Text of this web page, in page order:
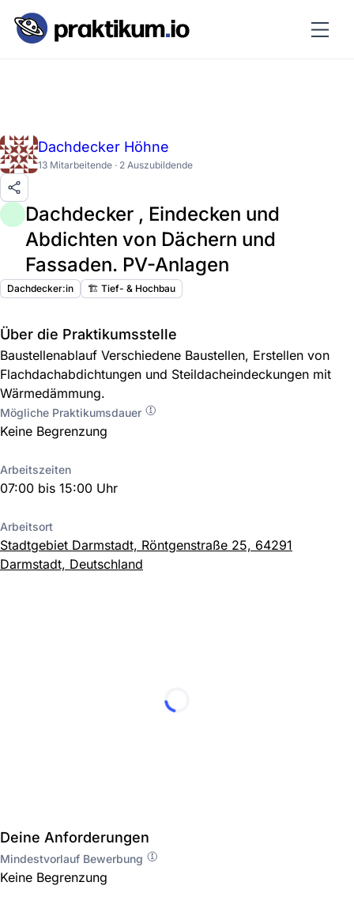
Dachdecker Höhne
13 Mitarbeitende · 2 Auszubildende
Dachdecker , Eindecken und
Abdichten von Dächern und
Fassaden. PV-Anlagen
Dachdecker:in 🏗️ Tief- & Hochbau
Über die Praktikumsstelle
Baustellenablauf Verschiedene Baustellen, Erstellen von
Flachdachabdichtungen und Steildacheindeckungen mit
Wärmedämmung.
Mögliche Praktikumsdauer
Keine Begrenzung
Arbeitszeiten
07:00 bis 15:00 Uhr
Arbeitsort
Stadtgebiet Darmstadt, Röntgenstraße 25, 64291
Darmstadt, Deutschland
Deine Anforderungen
Mindestvorlauf Bewerbung
Keine Begrenzung